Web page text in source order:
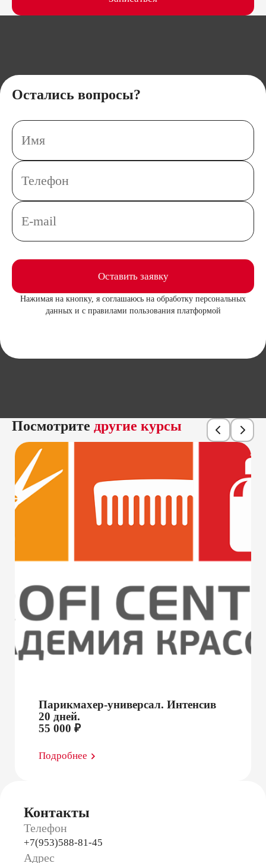
г.Красноярск, ул.Взлётная,7а
Остались вопросы?
Оставить заявку
Нажимая на кнопку, я соглашаюсь на обработку персональных
данных и с правилами пользования платформой
Посмотрите другие курсы
Парикмахер-универсал. Интенсив
20 дней.
55 000 ₽
Подробнее
Контакты
Телефон
+7(953)588-81-45
Адрес